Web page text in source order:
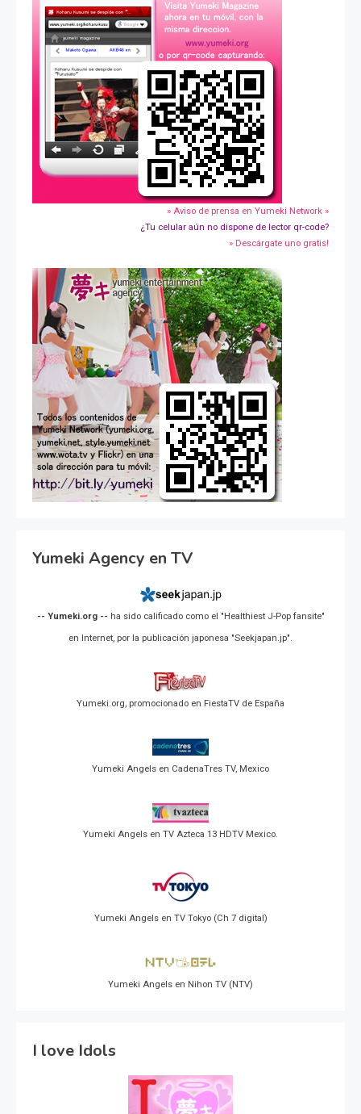
» Aviso de prensa en Yumeki Network »
¿Tu celular aún no dispone de lector qr-code?
» Descárgate uno gratis!
Yumeki Agency en TV
-- Yumeki.org -- ha sido calificado como el "Healthiest J-Pop fansite"
en Internet, por la publicación japonesa "Seekjapan.jp".
Yumeki.org, promocionado en FiestaTV de España
Yumeki Angels en CadenaTres TV, Mexico
Yumeki Angels en TV Azteca 13 HDTV Mexico.
Yumeki Angels en TV Tokyo (Ch 7 digital)
Yumeki Angels en Nihon TV (NTV)
I love Idols